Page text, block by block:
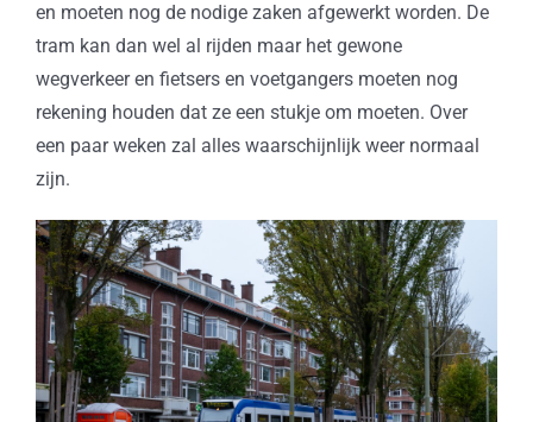
en moeten nog de nodige zaken afgewerkt worden. De
tram kan dan wel al rijden maar het gewone
wegverkeer en fietsers en voetgangers moeten nog
rekening houden dat ze een stukje om moeten. Over
een paar weken zal alles waarschijnlijk weer normaal
zijn.